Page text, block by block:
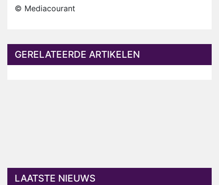
© Mediacourant
GERELATEERDE ARTIKELEN
LAATSTE NIEUWS